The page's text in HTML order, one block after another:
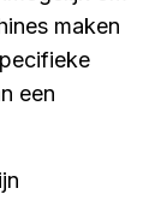
maken
een